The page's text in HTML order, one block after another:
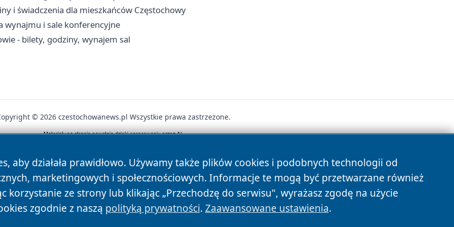
i świadczenia dla mieszkańców Częstochowy
wynajmu i sale konferencyjne
- bilety, godziny, wynajem sal
aby działała prawidłowo. Używamy także plików cookies i podobnych technologii od
marketingowych i społecznościowych. Informacje te mogą być przetwarzane również
korzystanie ze strony lub klikając „Przechodzę do serwisu", wyrażasz zgodę na użycie
zgodnie z naszą polityką prywatności. Zaawansowane ustawienia.
© 2026 czestochowanews.pl Wszystkie prawa zastrzeżone.